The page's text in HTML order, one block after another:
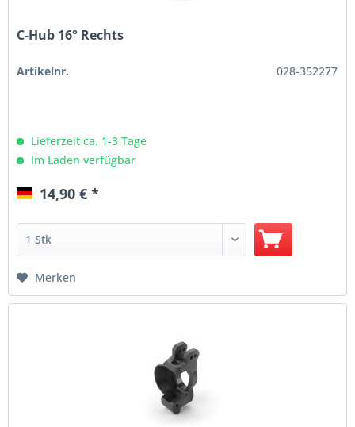
C-Hub 16° Rechts
Artikelnr. 028-352277
Lieferzeit ca. 1-3 Tage
Im Laden verfügbar
14,90 € *
Merken